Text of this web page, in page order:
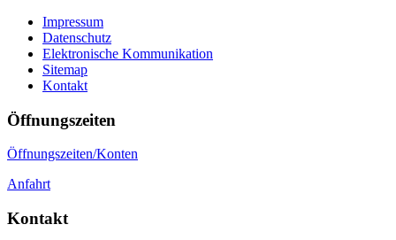
Impressum
Datenschutz
Elektronische Kommunikation
Sitemap
Kontakt
Öffnungszeiten
Öffnungszeiten/Konten
Anfahrt
Kontakt